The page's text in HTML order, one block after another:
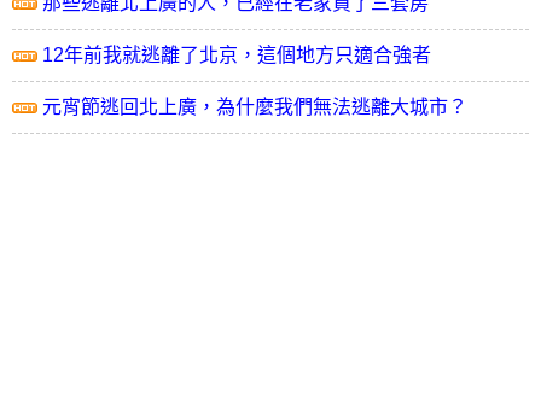
12年前我就逃離了北京，這個地方只適合強者
元宵節逃回北上廣，為什麼我們無法逃離大城市？